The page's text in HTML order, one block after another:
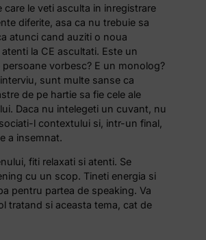
care le veti asculta in inregistrare
diferite, asa ca nu trebuie sa
atunci cand auziti o noua
la CE ascultati. Este un
persoane vorbesc? E un monolog?
sunt multe sanse ca
de pe hartie sa fie cele ale
Daca nu intelegeti un cuvant, nu
l contextului si, intr-un final,
a insemnat.
fiti relaxati si atenti. Se
cu un scop. Tineti energia si
pentru partea de speaking. Va
tratand si aceasta tema, cat de